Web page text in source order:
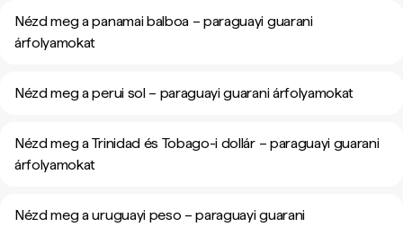
Nézd meg a panamai balboa – paraguayi guarani
árfolyamokat
Nézd meg a perui sol – paraguayi guarani árfolyamokat
Nézd meg a Trinidad és Tobago-i dollár – paraguayi guarani
árfolyamokat
Nézd meg a uruguayi peso – paraguayi guarani